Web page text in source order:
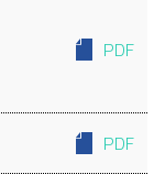
PDF
PDF